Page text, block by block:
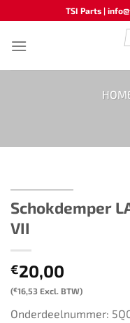
naar
inhoud
TSI Parts |
Schokdemper
VII
€20,00
(€16,53 Excl. BTW)
Onderdeelnummer: